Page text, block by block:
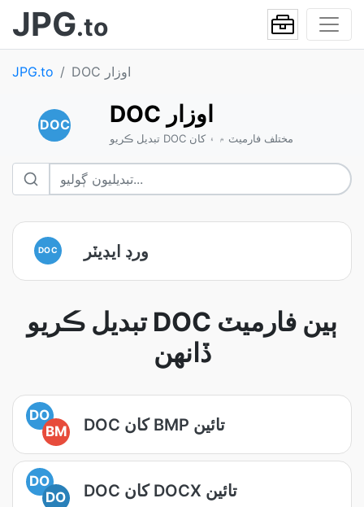
JPG.to
JPG.to DOC اوزار
DOC DOC اوزار
تبديل ڪريو DOC مختلف فارميٽ ۾ ۽ کان
DOC ورڊ ايڊيٽر
تبديل ڪريو DOC ٻين فارميٽ
ڏانهن
DO
BM
DOC کان BMP تائين
DO
DO
DOC کان DOCX تائين